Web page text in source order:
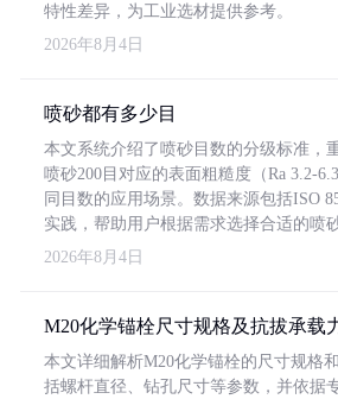
特性差异，为工业选材提供参考。
2026年8月4日
喷砂都有多少目
本文系统介绍了喷砂目数的分级标准，
喷砂200目对应的表面粗糙度（Ra 3.2-
同目数的应用场景。数据来源包括ISO
实践，帮助用户根据需求选择合适的喷
2026年8月4日
M20化学锚栓尺寸规格及抗拔承载
本文详细解析M20化学锚栓的尺寸规格
括螺杆直径、钻孔尺寸等参数，并依据